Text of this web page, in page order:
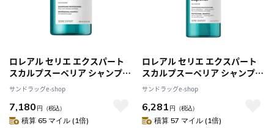
ロレアル セリエ エクスパート
スカルプスーペリア シャンプー
500ml [2個セット]
サンドラッグe-shop
7,180 円 （税込）
積算 65 マイル (1倍)
ロレアル セリエ エクスパート
スカルプスーペリア シャンプー
1500ml
サンドラッグe-shop
6,281 円 （税込）
積算 57 マイル (1倍)